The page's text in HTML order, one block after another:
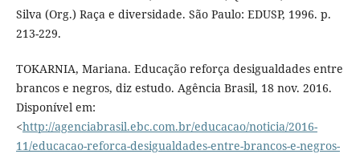
Silva (Org.) Raça e diversidade. São Paulo: EDUSP, 1996. p.
213-229.
TOKARNIA, Mariana. Educação reforça desigualdades entre
brancos e negros, diz estudo. Agência Brasil, 18 nov. 2016.
Disponível em:
<http://agenciabrasil.ebc.com.br/educacao/noticia/2016-
11/educacao-reforca-desigualdades-entre-brancos-e-negros-